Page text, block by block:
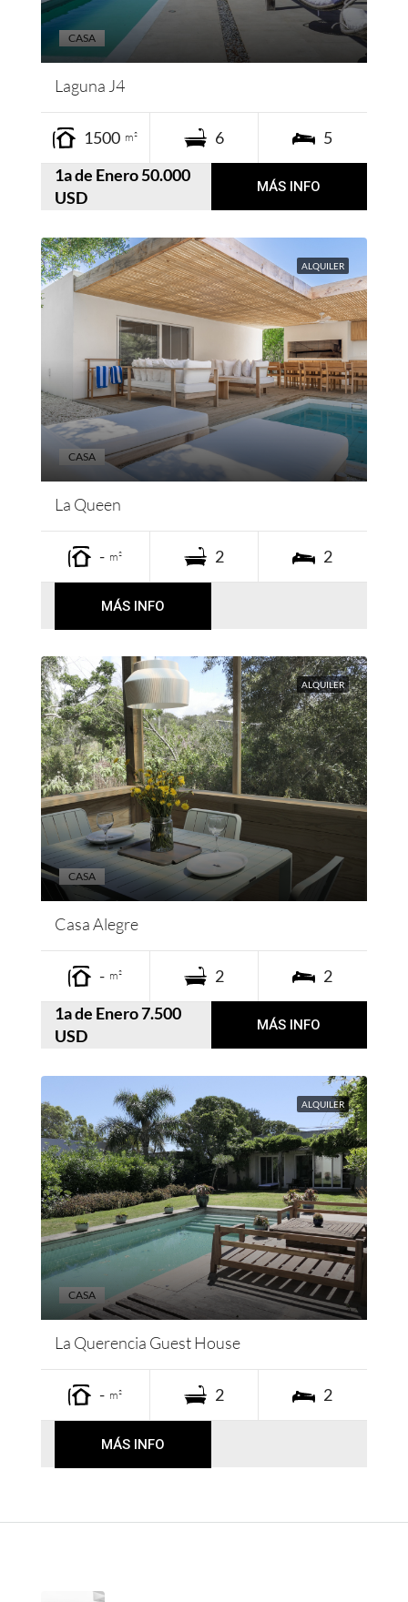
Laguna J4
1500 m² 6 5
CASA
1a de Enero 50.000
USD
MÁS INFO
ALQUILER
La Queen
- m² 2 2
CASA
MÁS INFO
ALQUILER
Casa Alegre
- m² 2 2
CASA
1a de Enero 7.500
USD
MÁS INFO
ALQUILER
La Querencia Guest House
- m² 2 2
CASA
MÁS INFO